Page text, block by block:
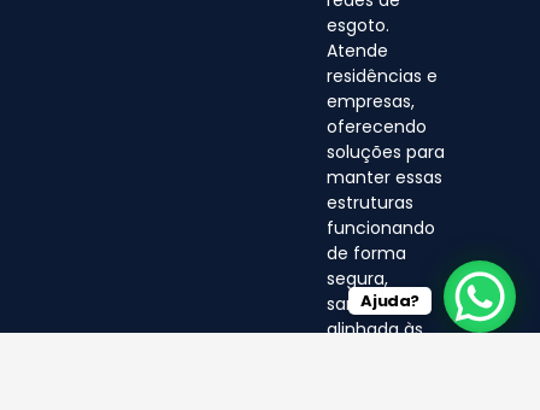
esgoto.
Atende
residências e
empresas,
oferecendo
soluções para
manter essas
estruturas
funcionando
de forma
segura,
sanitária e
alinhada às
Ajuda?